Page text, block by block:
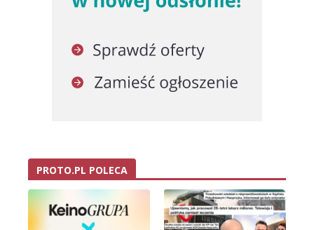
PROTO.PL POLECA